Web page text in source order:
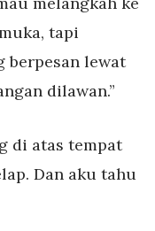
tapi
berpesan lewat
dilawan.”
di atas tempat
Dan aku tahu